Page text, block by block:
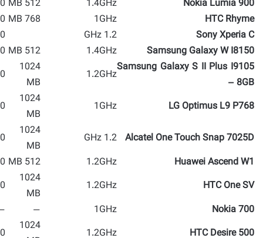
Nokia Lumia 900
1.4GHz
512 MB
HTC Rhyme
1GHz
768 MB
Sony Xperia C
1.2 GHz
Samsung Galaxy W I8150
1.4GHz
512 MB
Samsung Galaxy S II Plus I9105
– 8GB
1.2GHz
1024
MB
LG Optimus L9 P768
1GHz
1024
MB
Alcatel One Touch Snap 7025D
1.2 GHz
1024
MB
Huawei Ascend W1
1.2GHz
512 MB
HTC One SV
1.2GHz
1024
MB
Nokia 700
1GHz
—
HTC Desire 500
1.2GHz
1024